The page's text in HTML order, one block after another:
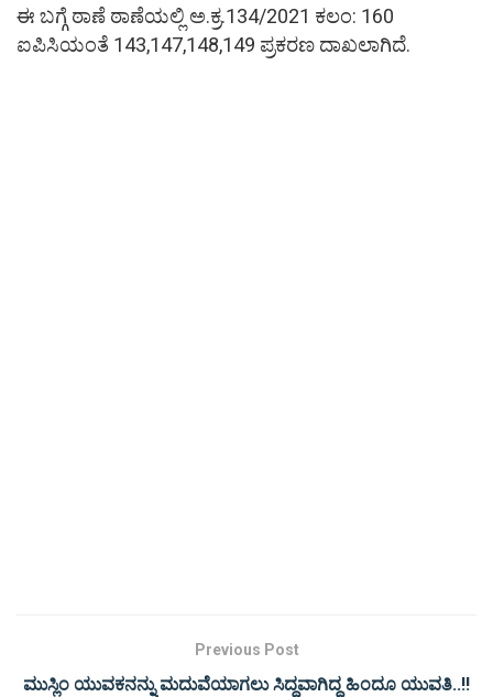
ಈ ಬಗ್ಗೆ ಠಾಣೆ ಠಾಣೆಯಲ್ಲಿ ಅ.ಕ್ರ.134/2021 ಕಲಂ: 160
ಐಪಿಸಿಯಂತೆ 143,147,148,149 ಪ್ರಕರಣ ದಾಖಲಾಗಿದೆ.
Previous Post
ಮುಸ್ಲಿಂ ಯುವಕನನ್ನು ಮದುವೆಯಾಗಲು ಸಿದ್ದವಾಗಿದ್ದ ಹಿಂದೂ ಯುವತಿ..!!